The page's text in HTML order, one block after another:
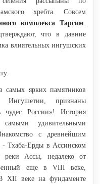
хребта. Совсем
комплекса Таргим
что в давние
влиятельных ингушских
самых ярких памятников
Ингушетии, признаны
чудес России»! История
удивительными
с древнейшим
- Тхаба-Ерды в Ассинском
реки Ассы, недалеко от
еще в VIII веке,
XII веке на фундаменте